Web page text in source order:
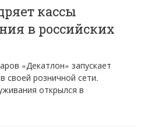
кассы
в российских
«Декатлон» запускает
своей розничной сети.
открылся в